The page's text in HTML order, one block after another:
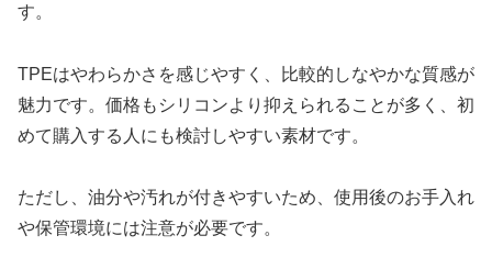
す。
TPEはやわらかさを感じやすく、比較的しなやかな質感が
魅力です。価格もシリコンより抑えられることが多く、初
めて購入する人にも検討しやすい素材です。
ただし、油分や汚れが付きやすいため、使用後のお手入れ
や保管環境には注意が必要です。